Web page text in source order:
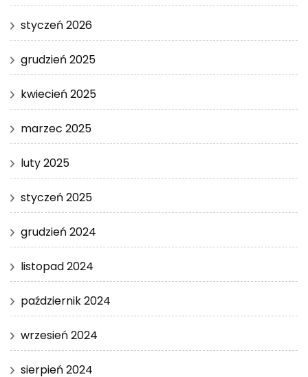
styczeń 2026
grudzień 2025
kwiecień 2025
marzec 2025
luty 2025
styczeń 2025
grudzień 2024
listopad 2024
październik 2024
wrzesień 2024
sierpień 2024